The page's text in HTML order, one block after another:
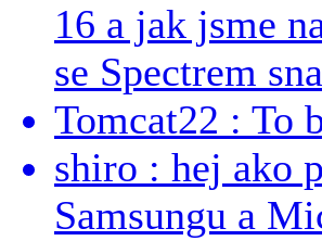
16 a jak jsme
se Spectrem
Tomcat22 : To
shiro : hej ako
Samsungu a